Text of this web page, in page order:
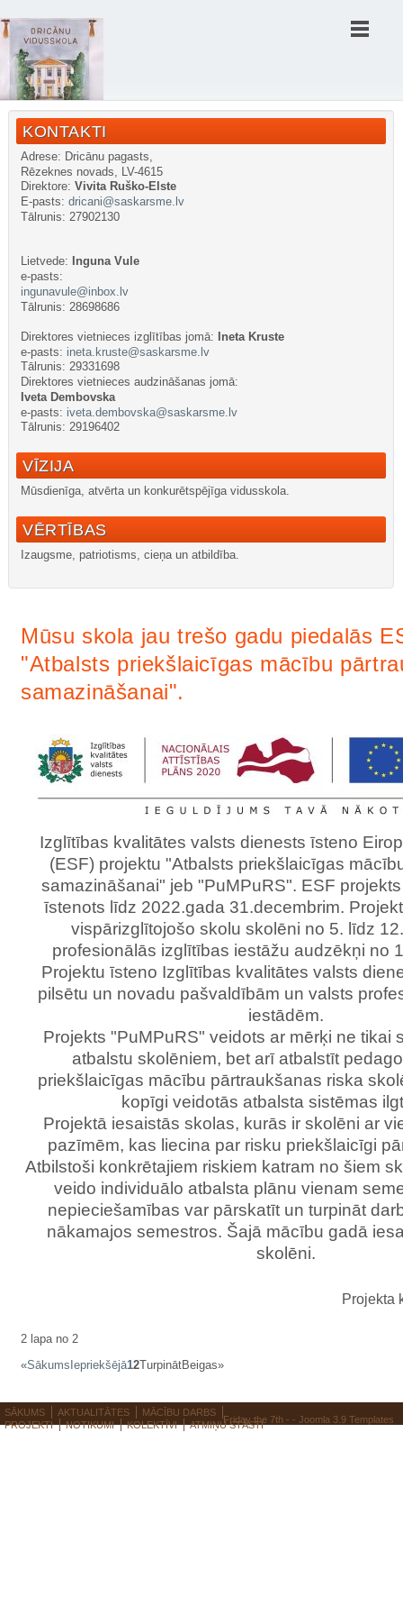
Friday the 7th - - Joomla 3.9 Templates
KONTAKTI
Adrese: Dricānu pagasts,
Rēzeknes novads, LV-4615
Direktore: Vivita Ruško-Elste
E-pasts: dricani@saskarsme.lv
Tālrunis: 27902130
Lietvede:
Inguna Vule
e-pasts:
ingunavule@inbox.lv
Tālrunis: 28698686
Direktores vietnieces izglītības jomā:
Ineta Kruste
e-pasts: ineta.kruste@saskarsme.lv
Tālrunis: 29331698
Direktores vietnieces audzināšanas jomā:
Iveta Dembovska
e-pasts: iveta.dembovska@saskarsme.lv
Tālrunis: 29196402
VĪZIJA
Mūsdienīga, atvērta un konkurētspējīga vidusskola.
VĒRTĪBAS
Izaugsme, patriotisms, cieņa un atbildība.
Mūsu skola jau trešo gadu piedalās
"Atbalsts priekšlaicīgas mācību
samazināšanai".
Izglītības kvalitātes valsts dienests īsteno
(ESF) projektu "Atbalsts priekšlaicīgas
samazināšanai" jeb "PuMPuRS". ESF
īstenots līdz 2022.gada 31.decembrim.
vispārizglītojošo skolu skolēni no 5. līdz
profesionālās izglītības iestāžu audzēkņi no
Projektu īsteno Izglītības kvalitātes valsts
pilsētu un novadu pašvaldībām un valsts
iestādēm.
Projekts "PuMPuRS" veidots ar mērķi ne tikai
atbalstu skolēniem, bet arī atbalstīt
priekšlaicīgas mācību pārtraukšanas riska
kopīgi veidotās atbalsta sistēmas
Projektā iesaistās skolas, kurās ir skolēni ar
pazīmēm, kas liecina par risku priekšlaicīgi
Atbilstoši konkrētajiem riskiem katram no šiem
veido individuālo atbalsta plānu vienam
nepieciešamības var pārskatīt un turpināt
nākamajos semestros. Šajā mācību gadā
skolēni.
Projekta
2 lapa no 2
«Sākums Iepriekšējā12TurpinātBeigas»
SĀKUMS AKTUALITĀTES
MĀCĪBU DARBS
PROJEKTI
NOTIKUMI KOLEKTĪVI ATMIŅU STĀSTI